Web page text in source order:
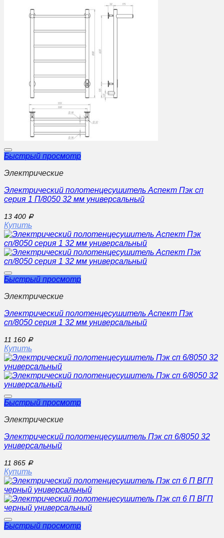
Быстрый просмотр
Электрические
Электрический полотенцесушитель Аспект Пэк сп
серия 1 П/8050 32 мм универсальный
13 400 Р
Купить
Быстрый просмотр
Электрические
Электрический полотенцесушитель Аспект Пэк
сп/8050 серия 1 32 мм универсальный
11 160 Р
Купить
Быстрый просмотр
Электрические
Электрический полотенцесушитель Пэк сп 6/8050 32
универсальный
11 865 Р
Купить
Быстрый просмотр